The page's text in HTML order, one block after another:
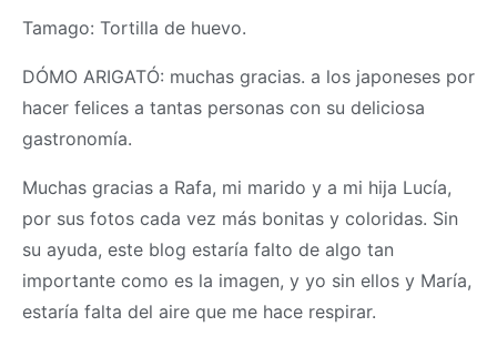
Tamago: Tortilla de huevo.
DÓMO ARIGATÓ: muchas gracias. a los japoneses por
hacer felices a tantas personas con su deliciosa
gastronomía.
Muchas gracias a Rafa, mi marido y a mi hija Lucía,
por sus fotos cada vez más bonitas y coloridas. Sin
su ayuda, este blog estaría falto de algo tan
importante como es la imagen, y yo sin ellos y María,
estaría falta del aire que me hace respirar.